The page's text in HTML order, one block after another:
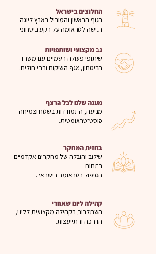
החלוצים בישראל
הגוף הראשון והמוביל בארץ ליוגה
רגישה לטראומה על רקע ביטחוני.
גב מקצועי ושותפויות
שיתופי פעולה רשמיים עם משרד
הביטחון, אגף השיקום ובתי חולים.
מענה שלם לכל הרצף
מניעה, התמודדות בשטח וצמיחה
פוסט־טראומטית.
בחזית המחקר
שילוב והובלה של מחקרים אקדמיים
בתחום
הטיפול בטראומה בישראל.
קהילה ליום שאחרי
השתלבות בקהילה מקצועית לליווי,
הדרכה והתייעצות.